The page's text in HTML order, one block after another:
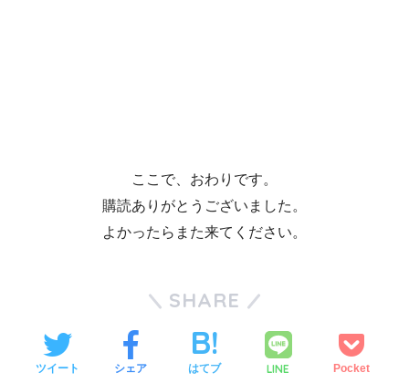
ここで、おわりです。
購読ありがとうございました。
よかったらまた来てください。
SHARE
ツイート シェア はてブ LINE Pocket